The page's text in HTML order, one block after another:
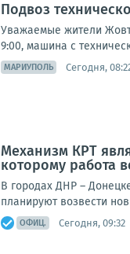
Подвоз
Уважаемые жители
9:00, машина с
МАРИУПОЛЬ Сегодня,
Механизм КРТ
которому работа
В городах ДНР –
планируют возвести
ОФИЦ. Сегодня, 09:32